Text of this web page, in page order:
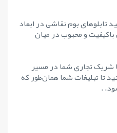
تابلوهای بوم نقاشی در ابعاد
و محبوب در میان
شریک تجاری شما در مسیر
تا تبلیغات شما همان‌طور که
.